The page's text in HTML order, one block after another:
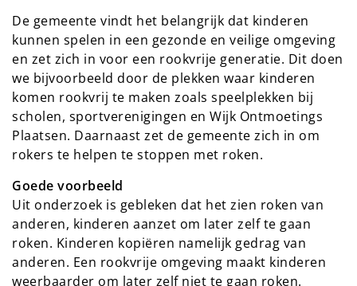
De gemeente vindt het belangrijk dat kinderen
kunnen spelen in een gezonde en veilige omgeving
en zet zich in voor een rookvrije generatie. Dit doen
we bijvoorbeeld door de plekken waar kinderen
komen rookvrij te maken zoals speelplekken bij
scholen, sportverenigingen en Wijk Ontmoetings
Plaatsen. Daarnaast zet de gemeente zich in om
rokers te helpen te stoppen met roken.
Goede voorbeeld
Uit onderzoek is gebleken dat het zien roken van
anderen, kinderen aanzet om later zelf te gaan
roken. Kinderen kopiëren namelijk gedrag van
anderen. Een rookvrije omgeving maakt kinderen
weerbaarder om later zelf niet te gaan roken.